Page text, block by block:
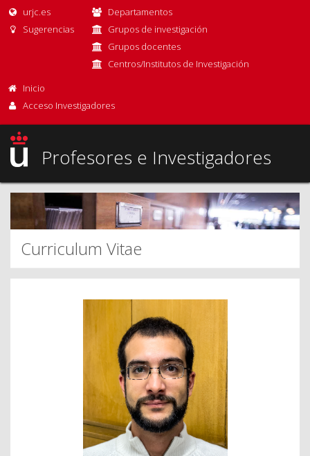
urjc.es
Sugerencias
Departamentos
Grupos de investigación
Grupos docentes
Centros/Institutos de Investigación
Inicio
Acceso Investigadores
Profesores e Investigadores
Curriculum Vitae